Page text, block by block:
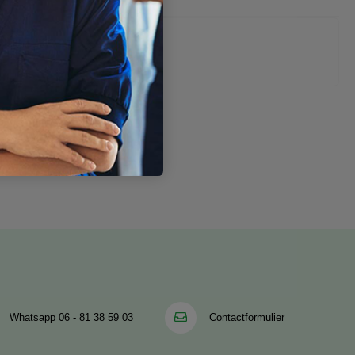
Whatsapp 06 - 81 38 59 03 Contactformulier